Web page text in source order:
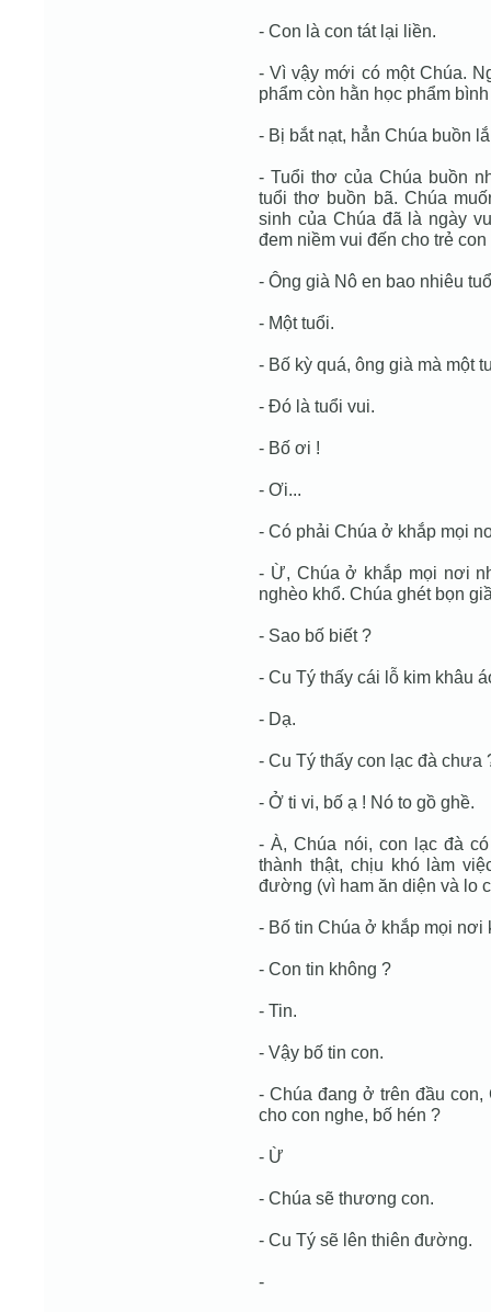
- Con là con tát lại liền.
- Vì vậy mới có một Chúa.
phẩm còn hằn học phẩm
- Bị bắt nạt, hẳn Chúa buồn
- Tuổi thơ của Chúa buồn
tuổi thơ buồn bã. Chúa
sinh của Chúa đã là ngày
đem niềm vui đến cho trẻ
- Ông già Nô en bao nhiêu
- Một tuổi.
- Bố kỳ quá, ông già mà một
- Đó là tuổi vui.
- Bố ơi !
- Ơi...
- Có phải Chúa ở khắp mọi
- Ừ, Chúa ở khắp mọi nơi
nghèo khổ. Chúa ghét bọn
- Sao bố biết ?
- Cu Tý thấy cái lỗ kim khâu
- Dạ.
- Cu Tý thấy con lạc đà chưa
- Ở ti vi, bố ạ ! Nó to gồ ghề.
- À, Chúa nói, con lạc đà
thành thật, chịu khó làm
đường (vì ham ăn diện và lo
- Bố tin Chúa ở khắp mọi nơi
- Con tin không ?
- Tin.
- Vậy bố tin con.
- Chúa đang ở trên đầu con,
cho con nghe, bố hén ?
- Ừ
- Chúa sẽ thương con.
- Cu Tý sẽ lên thiên đường.
-